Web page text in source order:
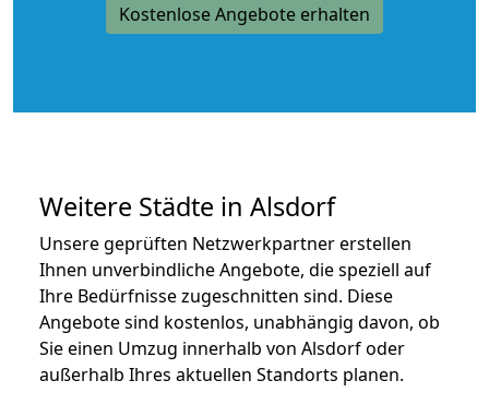
Kostenlose Angebote erhalten
Weitere Städte in Alsdorf
Unsere geprüften Netzwerkpartner erstellen
Ihnen unverbindliche Angebote, die speziell auf
Ihre Bedürfnisse zugeschnitten sind. Diese
Angebote sind kostenlos, unabhängig davon, ob
Sie einen Umzug innerhalb von Alsdorf oder
außerhalb Ihres aktuellen Standorts planen.